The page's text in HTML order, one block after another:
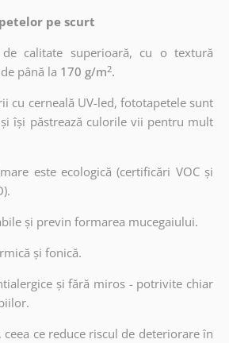
pe scurt
calitate superioară, cu o textură
până la 170 g/m2.
cu cerneală UV-led, fototapetele sunt
își păstrează culorile vii pentru mult
este ecologică (certificări VOC și
și previn formarea mucegaiului.
și fonică.
și fără miros - potrivite chiar
ce reduce riscul de deteriorare în